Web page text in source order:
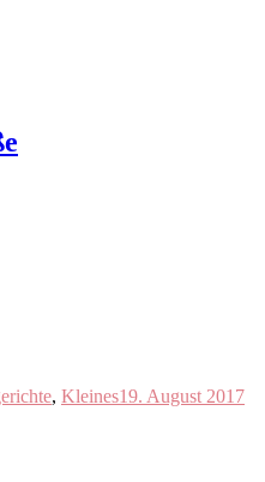
, Kleines19. August 2017